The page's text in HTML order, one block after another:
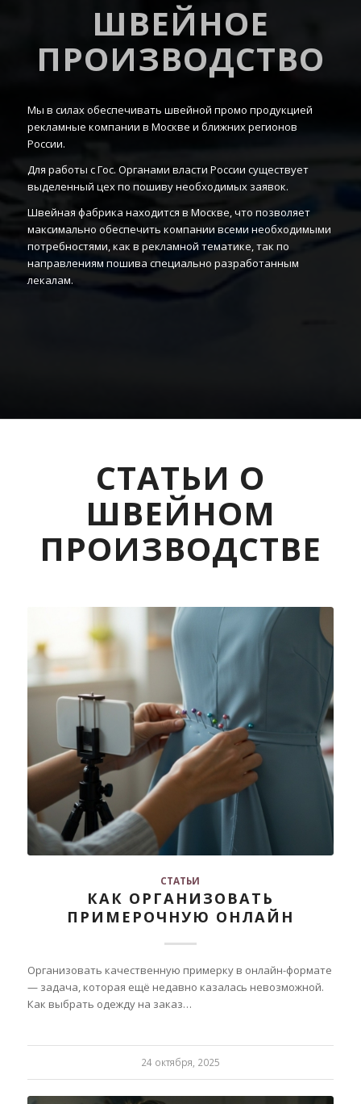
ШВЕЙНОЕ
ПРОИЗВОДСТВО
Мы в силах обеспечивать швейной промо продукцией
рекламные компании в Москве и ближних регионов
России.
Для работы с Гос. Органами власти России существует
выделенный цех по пошиву необходимых заявок.
Швейная фабрика находится в Москве, что позволяет
максимально обеспечить компании всеми необходимыми
потребностями, как в рекламной тематике, так по
направлениям пошива специально разработанным
лекалам.
СТАТЬИ О
ШВЕЙНОМ
ПРОИЗВОДСТВЕ
СТАТЬИ
КАК ОРГАНИЗОВАТЬ
ПРИМЕРОЧНУЮ ОНЛАЙН
Организовать качественную примерку в онлайн-формате
— задача, которая ещё недавно казалась невозможной.
Как выбрать одежду на заказ…
24 октября, 2025